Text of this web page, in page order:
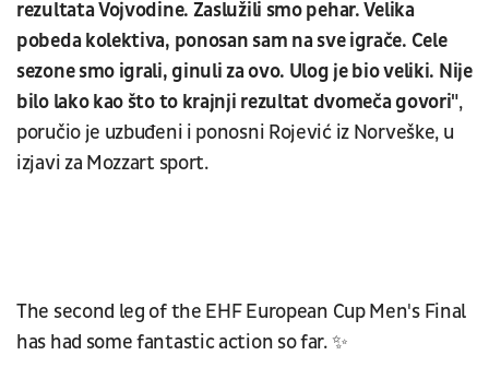
rezultata Vojvodine. Zaslužili smo pehar. Velika
pobeda kolektiva, ponosan sam na sve igrače. Cele
sezone smo igrali, ginuli za ovo. Ulog je bio veliki. Nije
bilo lako kao što to krajnji rezultat dvomeča govori",
poručio je uzbuđeni i ponosni Rojević iz Norveške, u
izjavi za Mozzart sport.
The second leg of the EHF European Cup Men's Final
has had some fantastic action so far. ✨